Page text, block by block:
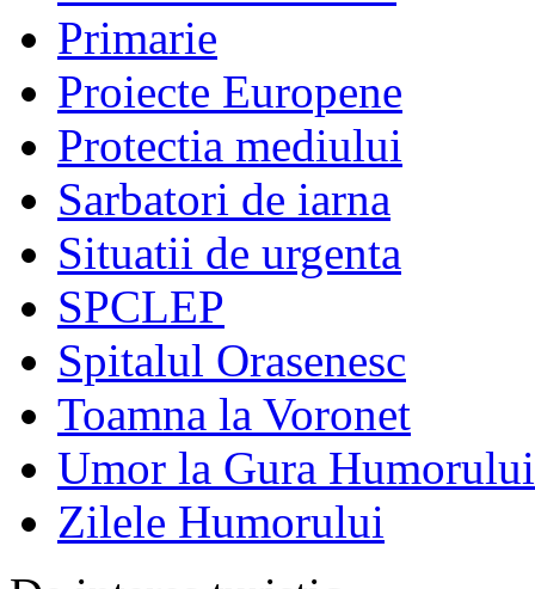
Primarie
Proiecte Europene
Protectia mediului
Sarbatori de iarna
Situatii de urgenta
SPCLEP
Spitalul Orasenesc
Toamna la Voronet
Umor la Gura Humorului
Zilele Humorului